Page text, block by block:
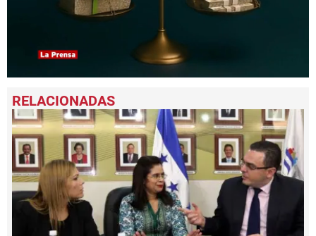
seconds
of
1
minute,
6
seconds